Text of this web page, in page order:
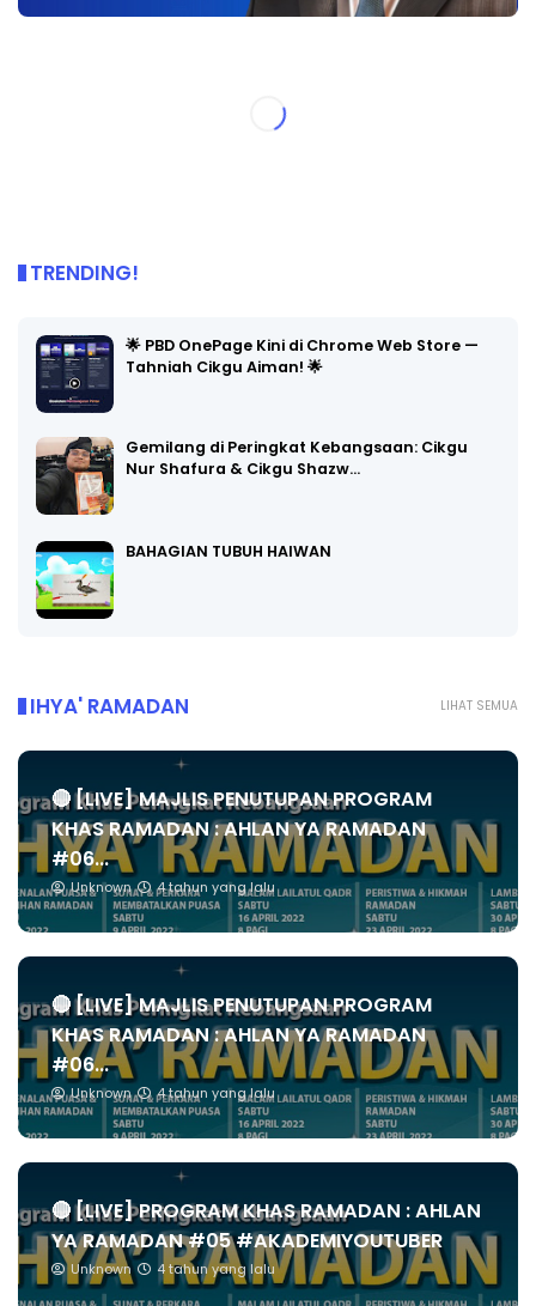
TRENDING!
🌟 PBD OnePage Kini di Chrome Web Store —
Tahniah Cikgu Aiman! 🌟
Gemilang di Peringkat Kebangsaan: Cikgu
Nur Shafura & Cikgu Shazw…
BAHAGIAN TUBUH HAIWAN
LIHAT SEMUA
IHYA' RAMADAN
🔴 [LIVE] MAJLIS PENUTUPAN PROGRAM
KHAS RAMADAN : AHLAN YA RAMADAN
#06...
Unknown 4 tahun yang lalu
🔴 [LIVE] MAJLIS PENUTUPAN PROGRAM
KHAS RAMADAN : AHLAN YA RAMADAN
#06...
Unknown 4 tahun yang lalu
🔴 [LIVE] PROGRAM KHAS RAMADAN : AHLAN
YA RAMADAN #05 #AKADEMIYOUTUBER
Unknown 4 tahun yang lalu